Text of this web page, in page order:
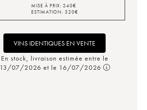
MISE À PRIX: 240€
ESTIMATION: 320€
VINS IDENTIQUES EN VENTE
En stock, livraison estimée entre le
13/07/2026 et le 16/07/2026